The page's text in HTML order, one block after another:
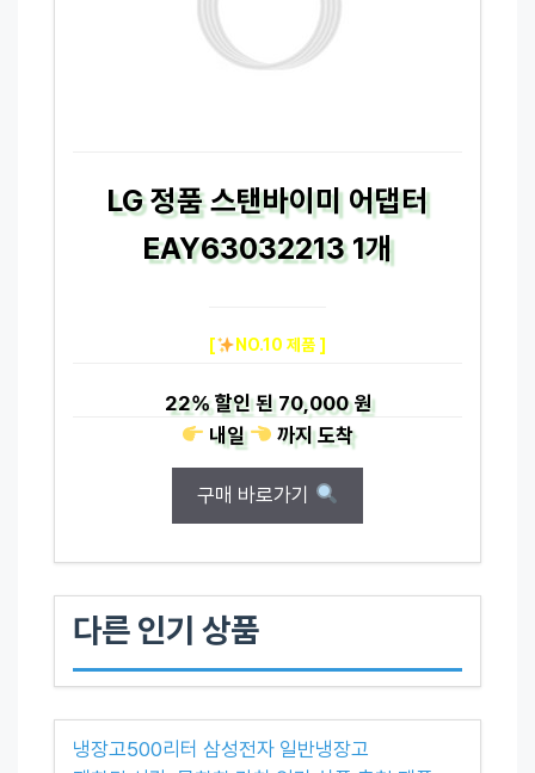
LG 정품 스탠바이미 어댑터
EAY63032213 1개
[ NO.10 제품 ]
22%할인 된70,000 원
내일
까지도착
구매 바로가기
다른 인기 상품
냉장고500리터 삼성전자 일반냉장고